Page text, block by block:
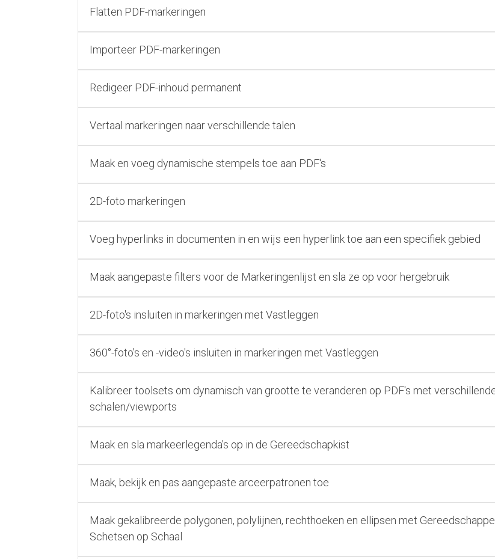
Flatten PDF-markeringen
Importeer PDF-markeringen
Redigeer PDF-inhoud permanent
Vertaal markeringen naar verschillende talen
Maak en voeg dynamische stempels toe aan PDF's
2D-foto markeringen
Voeg hyperlinks in documenten in en wijs een hyperlink toe aan een specifiek gebied
Maak aangepaste filters voor de Markeringenlijst en sla ze op voor hergebruik
2D-foto's insluiten in markeringen met Vastleggen
360°-foto's en -video's insluiten in markeringen met Vastleggen
Kalibreer toolsets om dynamisch van grootte te veranderen op PDF's met
schalen/viewports
Maak en sla markeerlegenda's op in de Gereedschapkist
Maak, bekijk en pas aangepaste arceerpatronen toe
Maak gekalibreerde polygonen, polylijnen, rechthoeken en ellipsen met
Schetsen op Schaal